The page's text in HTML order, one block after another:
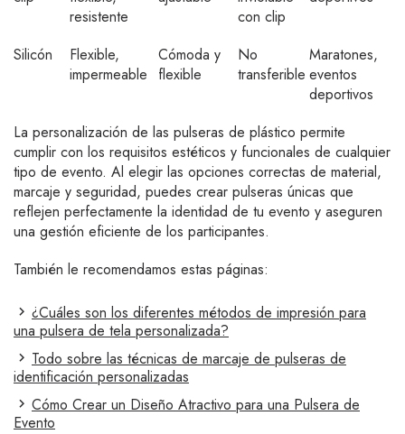
resistente
con clip
Silicón
Flexible,
impermeable
Cómoda y
flexible
No
transferible
Maratones,
eventos
deportivos
La personalización de las pulseras de plástico permite
cumplir con los requisitos estéticos y funcionales de cualquier
tipo de evento. Al elegir las opciones correctas de material,
marcaje y seguridad, puedes crear pulseras únicas que
reflejen perfectamente la identidad de tu evento y aseguren
una gestión eficiente de los participantes.
También le recomendamos estas páginas:
¿Cuáles son los diferentes métodos de impresión para
una pulsera de tela personalizada?
Todo sobre las técnicas de marcaje de pulseras de
identificación personalizadas
Cómo Crear un Diseño Atractivo para una Pulsera de
Evento